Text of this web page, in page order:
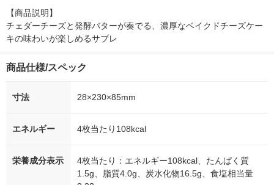
【商品説明】
チェダーチーズと発酵バターが奏でる、濃厚なベイクドチーズケー
キの味わいが楽しめるサブレ
商品仕様/スペック
寸法 28×230×85mm
エネルギー 4枚当たり108kcal
栄養成分表示
4枚当たり：エネルギー108kcal、たんぱく質
1.5g、脂質4.0g、炭水化物16.5g、食塩相当量